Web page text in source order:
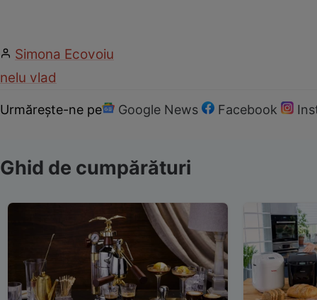
Simona Ecovoiu
nelu vlad
Urmărește-ne pe Google News Facebook
Ghid de cumpărături